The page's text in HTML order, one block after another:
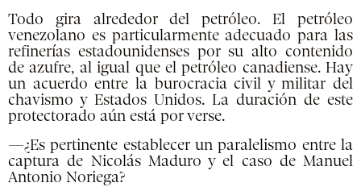
Todo gira alrededor del petróleo. El petróleo
venezolano es particularmente adecuado para las
refinerías estadounidenses por su alto contenido
de azufre, al igual que el petróleo canadiense. Hay
un acuerdo entre la burocracia civil y militar del
chavismo y Estados Unidos. La duración de este
protectorado aún está por verse.
—¿Es pertinente establecer un paralelismo entre la
captura de Nicolás Maduro y el caso de Manuel
Antonio Noriega?